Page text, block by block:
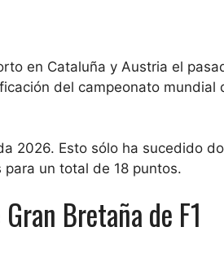
en Cataluña y Austria el
del campeonato mundial
2026. Esto sólo ha sucedido
un total de 18 puntos.
Bretaña de F1